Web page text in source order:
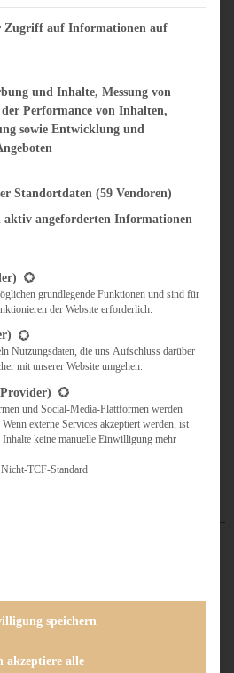
SALATE & SNACKS
SUPPENKASPEREIEN
VORSPEISEN
SÜSS & HERZHAFT
BROTAUFSTRICH
DIPS, SAUCEN, CHUTNEYS
KÜCHENGESCHENKE
UNTERWEGS
UNTERWEGS
der Zwecke des IAB Transparency and Consent
Zugriff auf Informationen auf
und Inhalte, Messung von
Performance von Inhalten,
sowie Entwicklung und
Standortdaten (59 Vendoren)
aktiv angeforderten Informationen
für die eine Einwilligung erteilt werden
grundlegende Funktionen und sind für
der Website erforderlich.
Nutzungsdaten, die uns Aufschluss darüber
mit unserer Website umgehen.
und Social-Media-Plattformen werden
externe Services akzeptiert werden, ist
keine manuelle Einwilligung mehr
Nicht-TCF-Standard
speichern
akzeptiere alle